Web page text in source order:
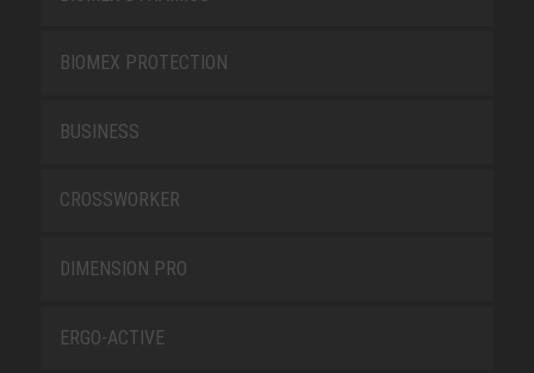
BIOMEX PROTECTION
BUSINESS
CROSSWORKER
DIMENSION PRO
ERGO-ACTIVE